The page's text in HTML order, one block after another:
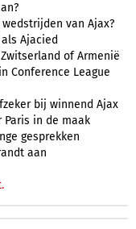
van Ajax?
Ajacied
of Armenië
Conference League
bij winnend Ajax
Paris in de maak
gesprekken
aan